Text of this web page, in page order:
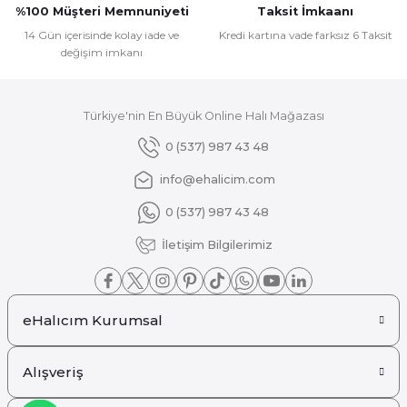
Gönder
%100 Müşteri Memnuniyeti
14 Gün içerisinde kolay iade ve
değişim imkanı
Taksit İmkaanı
Kredi kartına vade farksız 6 Taksit
Türkiye'nin En Büyük Online Halı Mağazası
0 (537) 987 43 48
info@ehalicim.com
0 (537) 987 43 48
İletişim Bilgilerimiz
eHalıcım Kurumsal
Alışveriş